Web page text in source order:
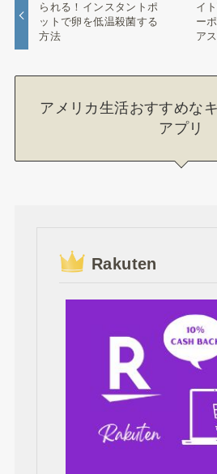
られる！インスタントポ
ットで卵を低温殺菌する
方法
イ
ー
ア
アメリカ生活おすすめな
アプリ
Rakuten